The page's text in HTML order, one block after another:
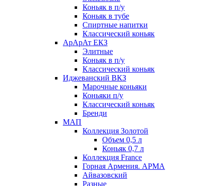
Коньяк в п/у
Коньяк в тубе
Спиртные напитки
Классический коньяк
АрАрАт ЕКЗ
Элитные
Коньяк в п/у
Классический коньяк
Иджеванский ВКЗ
Марочные коньяки
Коньяки п/у
Классический коньяк
Бренди
МАП
Коллекция Золотой
Объем 0,5 л
Коньяк 0,7 л
Коллекция France
Горная Армения. АРМА
Айвазовский
Разные